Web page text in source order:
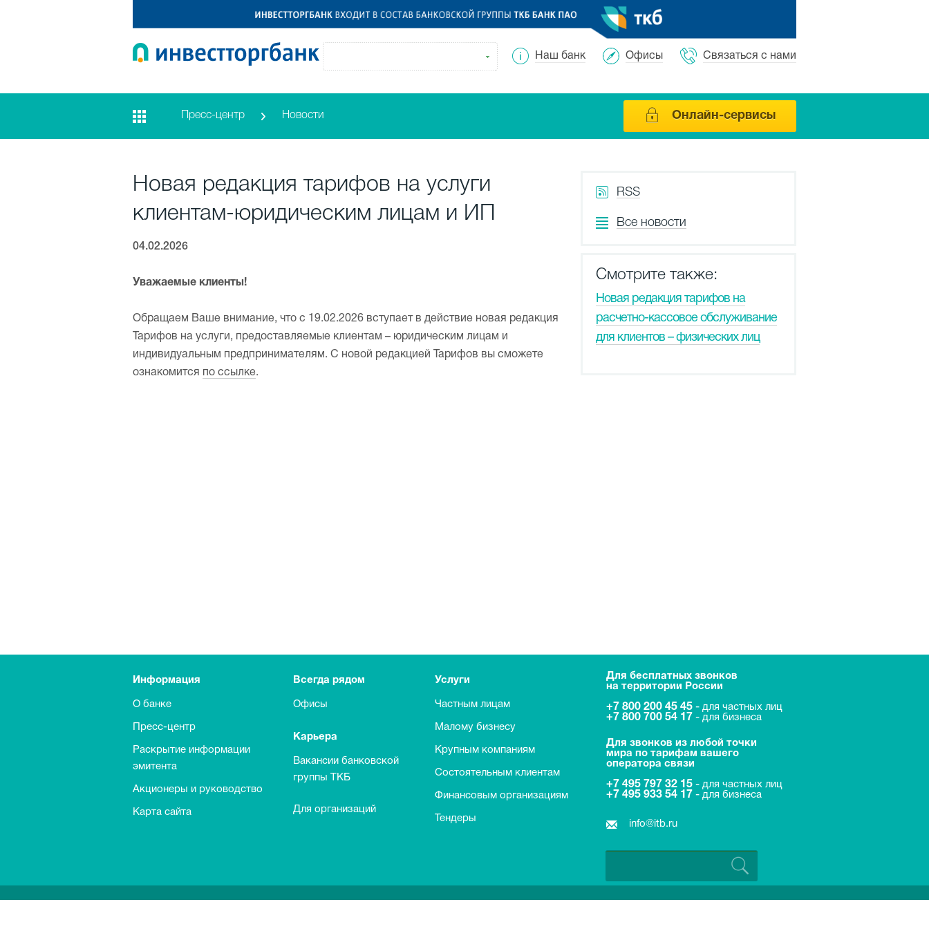
Наш банк Офисы Связаться с нами
Пресс-центр Новости Онлайн-сервисы
Новая редакция тарифов на услуги
клиентам-юридическим лицам и ИП
04.02.2026
Уважаемые клиенты!
Обращаем Ваше внимание, что с 19.02.2026 вступает в действие новая редакция
Тарифов на услуги, предоставляемые клиентам – юридическим лицам и
индивидуальным предпринимателям. С новой редакцией Тарифов вы сможете
ознакомится по ссылке.
RSS
Все новости
Смотрите также:
Новая редакция тарифов на
расчетно-кассовое обслуживание
для клиентов – физических лиц
Информация
О банке
Пресс-центр
Раскрытие информации
эмитента
Акционеры и руководство
Карта сайта
Всегда рядом
Офисы
Карьера
Вакансии банковской
группы ТКБ
Для организаций
Услуги
Частным лицам
Малому бизнесу
Крупным компаниям
Состоятельным клиентам
Финансовым организациям
Тендеры
Для бесплатных звонков
на территории России
+7 800 200 45 45 - для частных лиц
+7 800 700 54 17 - для бизнеса
Для звонков из любой точки
мира по тарифам вашего
оператора связи
+7 495 797 32 15 - для частных лиц
+7 495 933 54 17 - для бизнеса
info@itb.ru